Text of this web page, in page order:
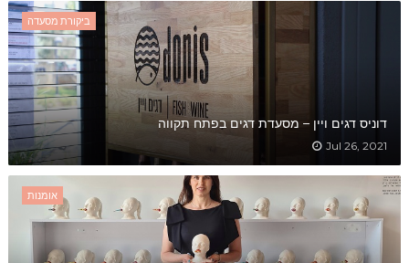
ביקורת מסעדה
דוניס דגים ויין – מסעדת דגים בפתח תקווה
Jul 26, 2021
אומנות